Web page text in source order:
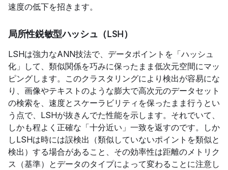
速度の低下を招きます。
局所性鋭敏型ハッシュ（LSH）
LSHは強力なANN技法で、データポイントを「ハッシュ
化」して、類似関係を巧みに保ったまま低次元空間にマッ
ピングします。このクラスタリングにより検出が容易にな
り、画像やテキストのような膨大で高次元のデータセット
の検索を、速度とスケーラビリティを保ったまま行うとい
う点で、LSHが抜きんでた性能を示します。それでいて、
しかも程よく正確な「十分近い」一致を返すのです。しか
しLSHは時には誤検出（類似していないポイントを類似と
検出）する場合があること、その効率性は距離のメトリク
ス（基準）とデータのタイプによって変わることに注意し